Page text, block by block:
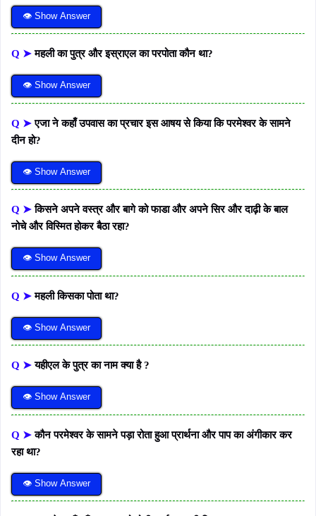
👁 Show Answer
Q ➤महली का पुत्र और इस्राएल का परपोता कौन था?
👁 Show Answer
Q ➤एजा ने कहाँ उपवास का प्रचार इस आषय से किया कि परमेश्वर के सामने
दीन हो?
👁 Show Answer
Q ➤किसने अपने वस्त्र और बागे को फाडा और अपने सिर और दाढ़ी के बाल
नोचे और विस्मित होकर बैठा रहा?
👁 Show Answer
Q ➤महली किसका पोता था?
👁 Show Answer
Q ➤यहीएल के पुत्र का नाम क्या है ?
👁 Show Answer
Q ➤कौन परमेश्वर के सामने पड़ा रोता हुआ प्रार्थना और पाप का अंगीकार कर
रहा था?
👁 Show Answer